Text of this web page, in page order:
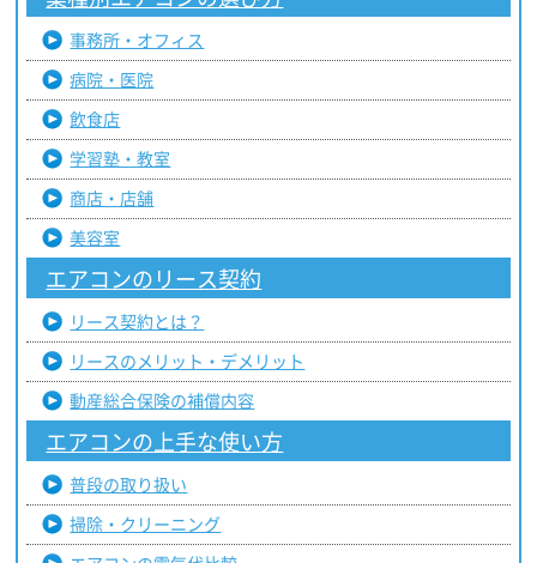
事務所・オフィス
病院・医院
飲食店
学習塾・教室
商店・店舗
美容室
エアコンのリース契約
リース契約とは？
リースのメリット・デメリット
動産総合保険の補償内容
エアコンの上手な使い方
普段の取り扱い
掃除・クリーニング